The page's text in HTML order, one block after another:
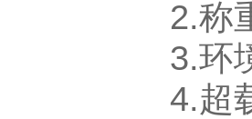
2.称
3.环
4.超